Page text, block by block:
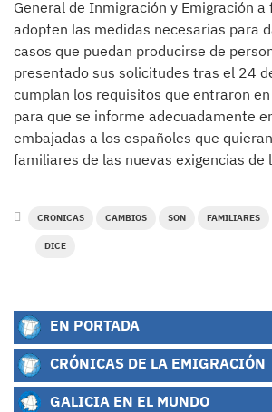
General de Inmigración y Emigración a
adopten las medidas necesarias para
casos que puedan producirse de
presentado sus solicitudes tras el 24
cumplan los requisitos que entraron
para que se informe adecuadamente
embajadas a los españoles que
familiares de las nuevas exigencias de
CRONICAS CAMBIOS SON FAMILIARES
DICE
EN PORTADA
CRÓNICAS DE LA EMIGRACIÓN
GALICIA EN EL MUNDO